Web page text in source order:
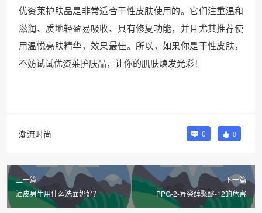
优资莱护肤品是非常适合干性皮肤使用的。它们注重温和
滋润、质地轻盈易吸收、具有修复功能，并且尤其推荐使
用温悦亮肤精华，效果最佳。所以，如果你是干性皮肤，
不妨试试优资莱护肤品，让你的肌肤焕发光彩！
潮流时尚 0 0
上一篇
油皮男生用什么洗面奶好？
下一篇
PPG-2-异癸醇聚醚-12的危害